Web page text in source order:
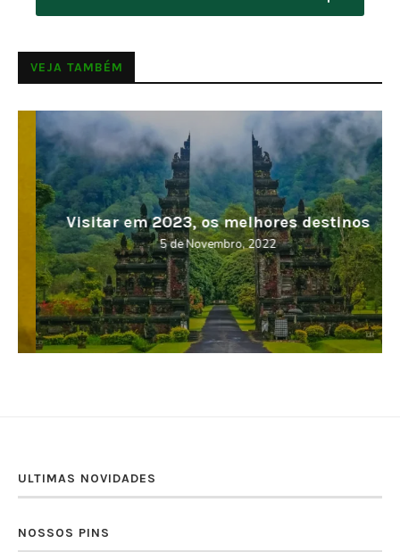
VEJA TAMBÉM
Visitar em 2023, os melhores destinos
5 de Novembro, 2022
ULTIMAS NOVIDADES
NOSSOS PINS